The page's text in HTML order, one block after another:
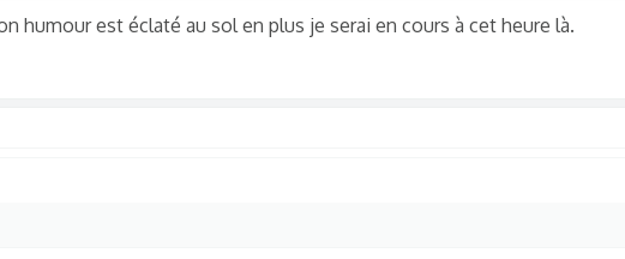
humour est éclaté au sol en plus je serai en cours à cet heure là.